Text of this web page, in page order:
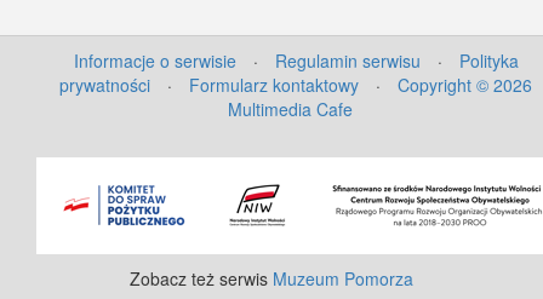
Informacje o serwisie · Regulamin serwisu ·
Polityka
prywatności
· Formularz kontaktowy ·
Copyright © 2026
Multimedia Cafe
Zobacz też serwis Muzeum Pomorza